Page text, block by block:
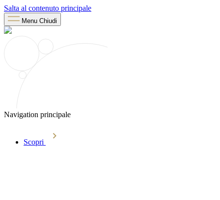
Salta al contenuto principale
Menu Chiudi
Navigation principale
Scopri